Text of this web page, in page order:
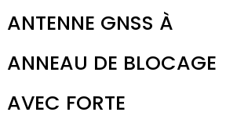
ANTENNE GNSS À
ANNEAU DE BLOCAGE
AVEC FORTE